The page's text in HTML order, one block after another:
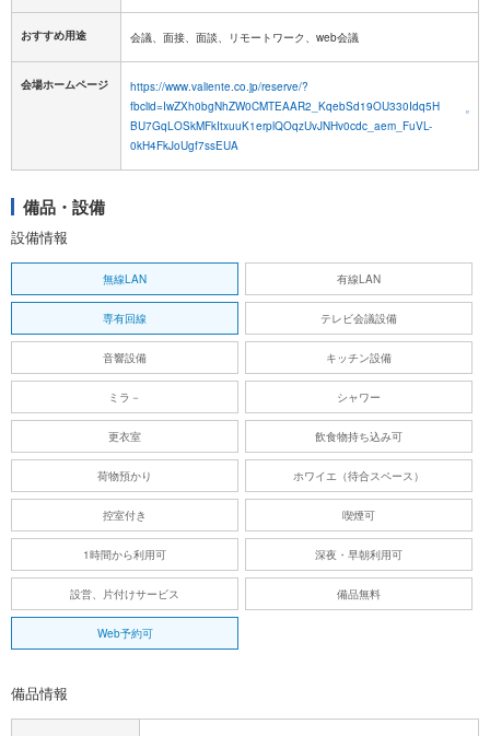
おすすめ用途 会議、面接、面談、リモートワーク、web会議
会場ホームページ
https://www.valiente.co.jp/reserve/?
fbclid=IwZXh0bgNhZW0CMTEAAR2_KqebSd19OU330Idq5H
BU7GqLOSkMFkItxuuK1erplQOqzUvJNHv0cdc_aem_FuVL-
0kH4FkJoUgf7ssEUA
備品・設備
設備情報
無線LAN 有線LAN
専有回線 テレビ会議設備
音響設備 キッチン設備
ミラ－ シャワー
更衣室 飲食物持ち込み可
荷物預かり ホワイエ（待合スペース）
控室付き 喫煙可
1時間から利用可 深夜・早朝利用可
設営、片付けサービス 備品無料
Web予約可
備品情報